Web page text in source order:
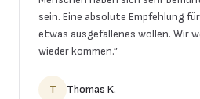
sein. Eine absolute Empfehlung
etwas ausgefallenes wollen. Wir
wieder kommen.”
T Thomas K.